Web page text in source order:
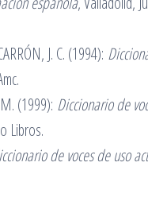
J. C. (1994):
M. (1999): Diccionario de
Libros.
de voces de uso